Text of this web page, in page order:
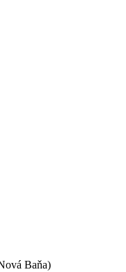
Baňa)